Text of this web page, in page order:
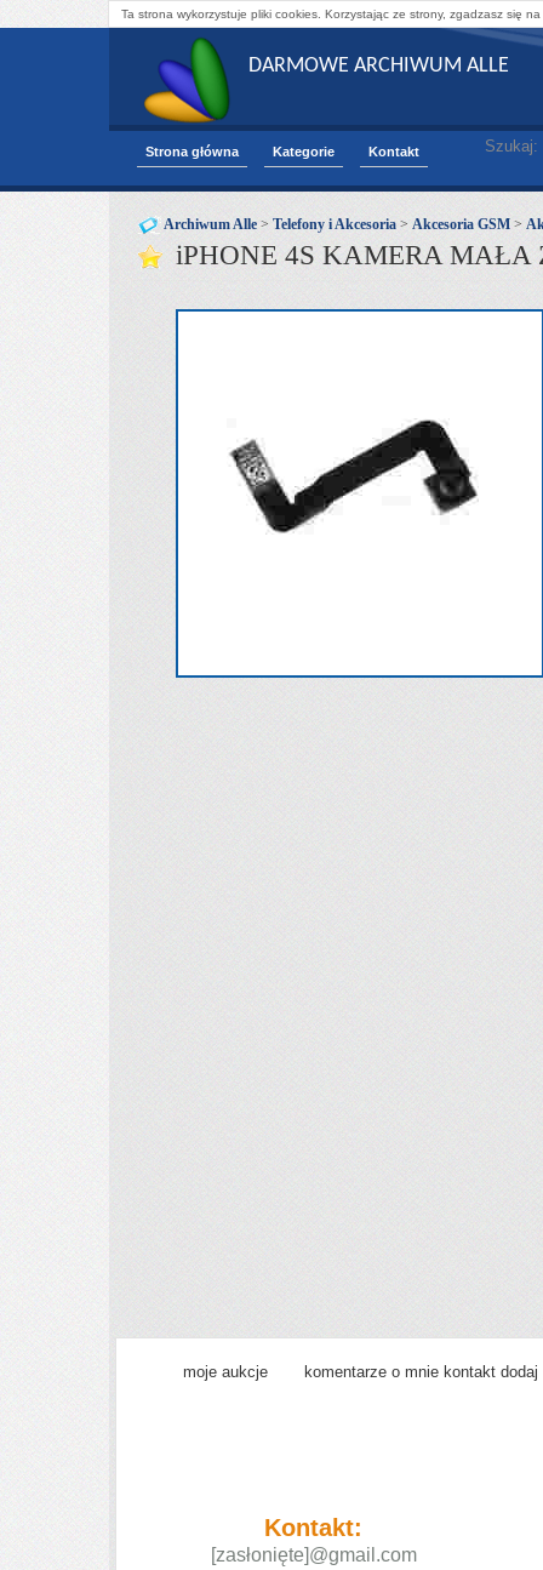
Ta strona wykorzystuje pliki cookies. Korzystając ze strony, zgadzasz się
DARMOWE ARCHIWUM ALLE
Strona główna Kategorie Kontakt Szukaj:
Archiwum Alle > Telefony i Akcesoria > Akcesoria GSM >
iPHONE 4S KAMERA MAŁA
moje aukcje komentarze o mnie kontakt
Kontakt:
[zasłonięte]@gmail.com